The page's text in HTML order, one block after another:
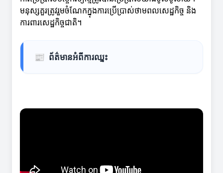
មនុស្សគួរត្រូវរួមចំណែកក្នុងការប្រើប្រាស់ថាមពលសេដ្ឋកិច្ច និង
ការពារសេដ្ឋកិច្ចជាតិ។
📰 ព័ត៌មានអំពីការឈ្នះ